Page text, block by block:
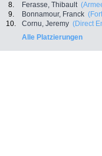
8.
Ferasse, Thibault
9.
Bonnamour, Franck
10.
Cornu, Jeremy (Direct
Alle Platzierungen